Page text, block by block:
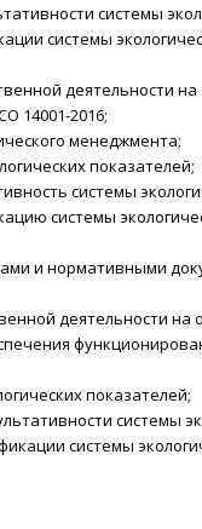
системы
системы
деятельности
14001-2016;
менеджмента;
показателей;
системы
системы
и нормативными
деятельности
показателей;
системы
системы